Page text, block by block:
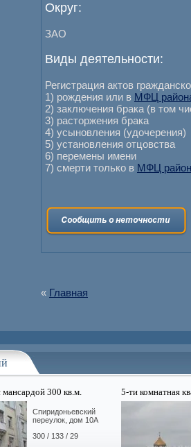
Округ:
ЗАО
Виды деятельности:
Регистрация актов
1) рождения или в МФЦ
2) заключения брака (в том
3) расторжения брака
4) усыновления (удочерения)
5) установления отцовства
6) перемены имени
7) смерти только в МФЦ
« Главная
мансардой 300 кв.м.
Спиридоньевский
переулок, дом 10А
300 / 133 / 29
5-ти комнатная